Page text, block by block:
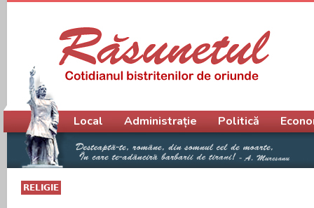
RELIGIE
Meniu principal
Local Administrație Politică